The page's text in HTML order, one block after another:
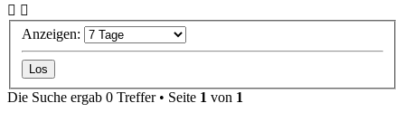
Anzeigen:
Die Suche ergab 0 Treffer • Seite 1 von 1